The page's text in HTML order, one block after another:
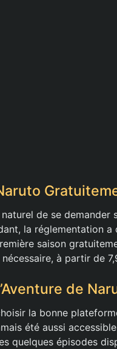
de se demander
la réglementation
saison
à partir de
de
la bonne
été aussi
quelques épisodes